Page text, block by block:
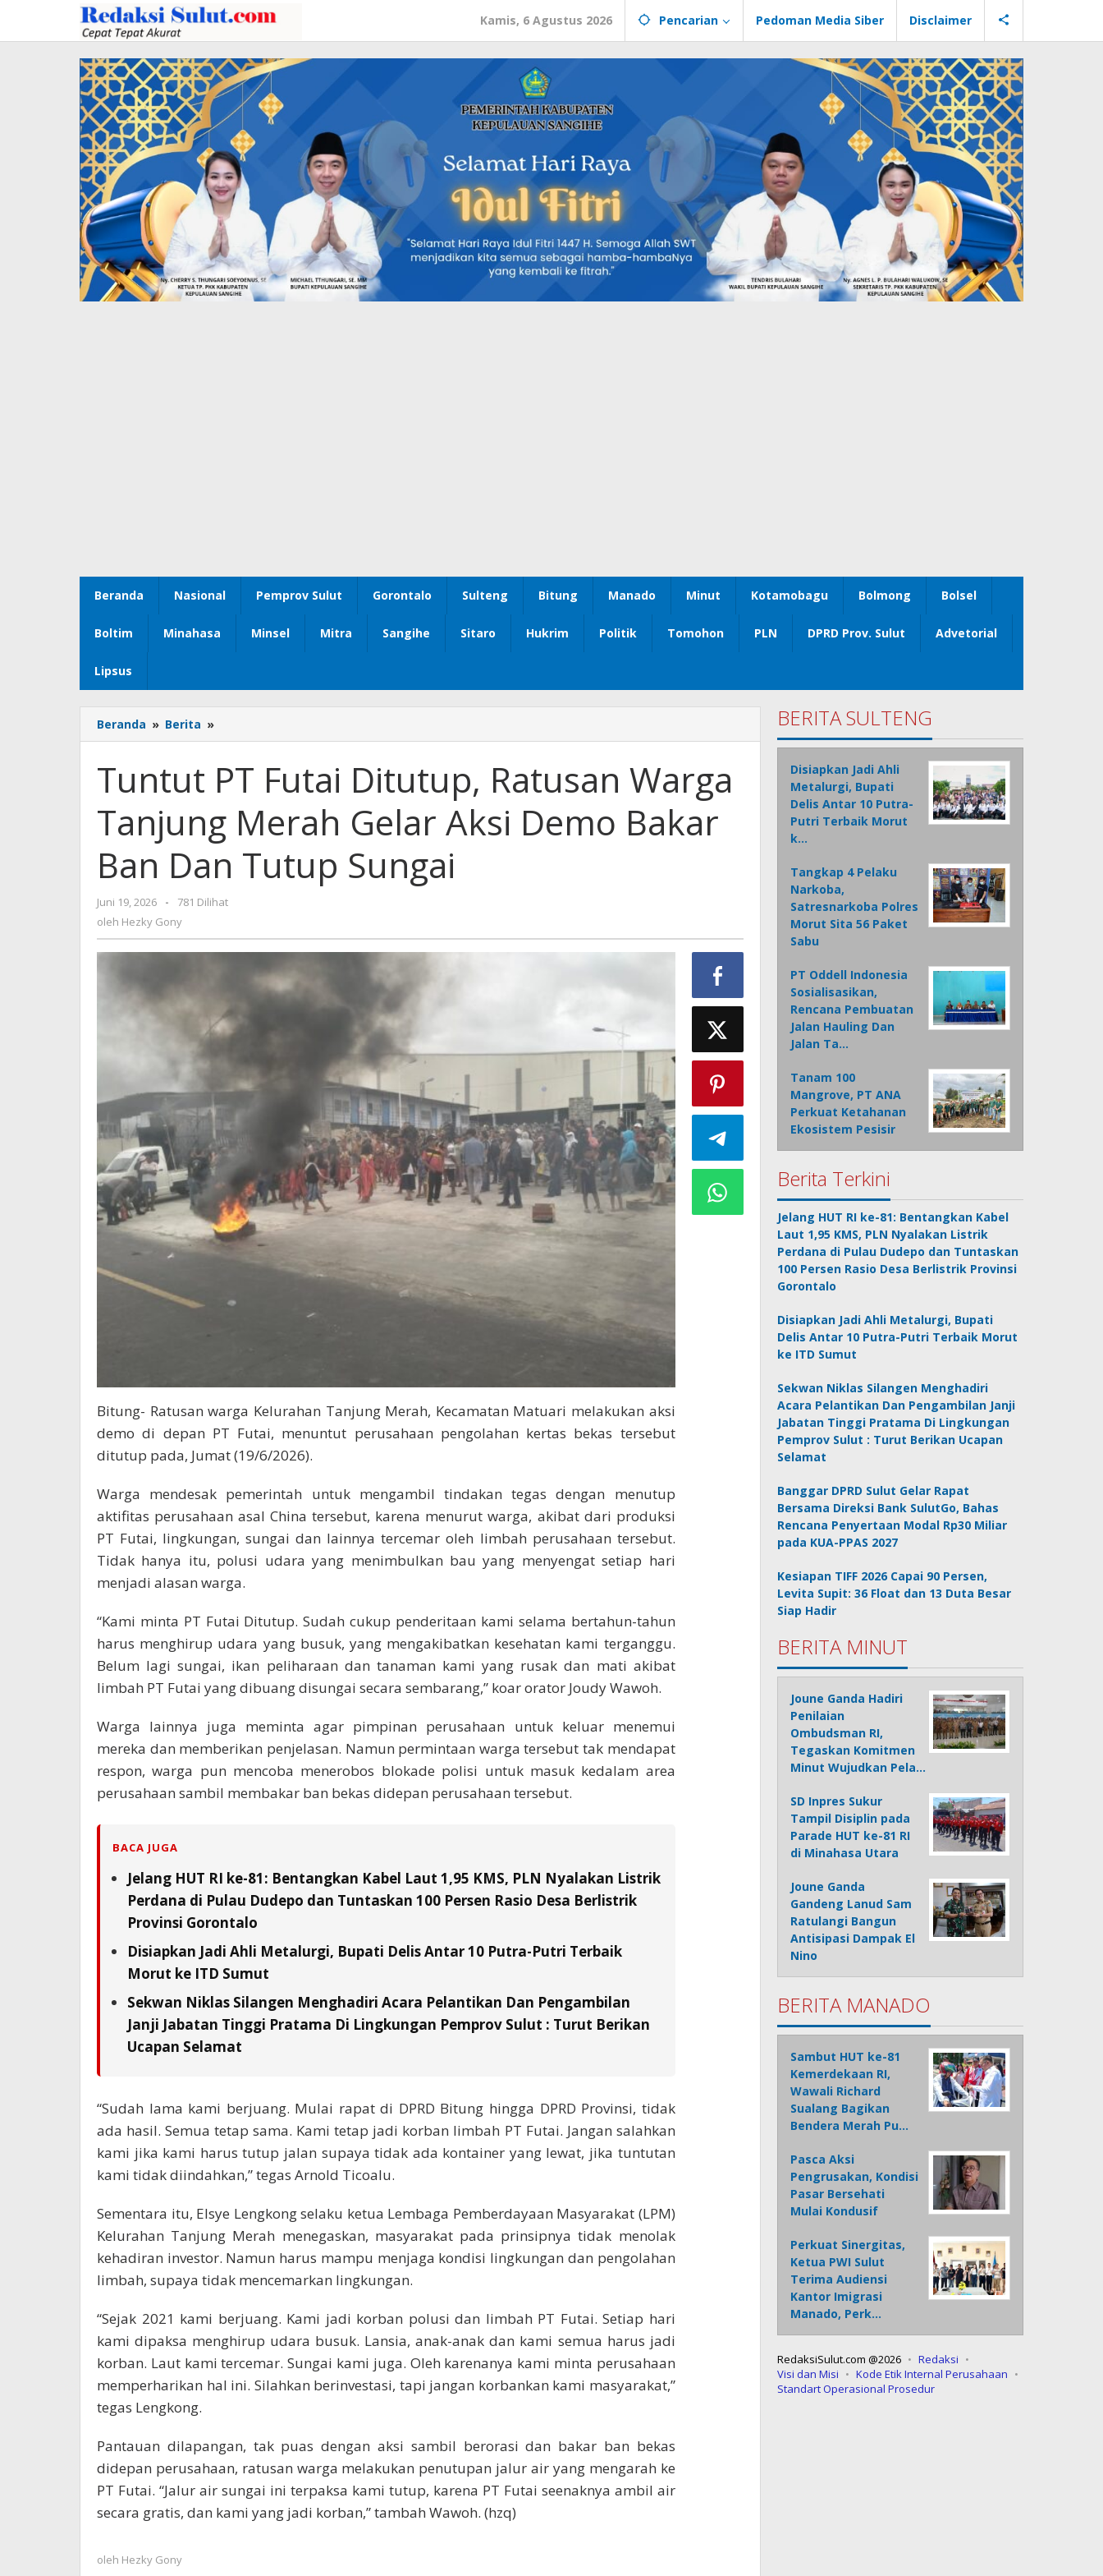
konten
Kamis, 6 Agustus 2026 Pencarian Pedoman Media Siber Disclaimer
Beranda Nasional Pemprov Sulut Gorontalo Sulteng Bitung Manado Minut Kotamobagu Bolmong Bolsel
Boltim Minahasa Minsel Mitra Sangihe Sitaro Hukrim Politik Tomohon PLN DPRD Prov. Sulut Advetorial
Lipsus
Beranda » Berita »
PT
Ditutup,
Ratusan
Warga
Tanjung
Merah
Gelar
Aksi
Demo
Dan
Tuntut PT Futai Ditutup, Ratusan Warga
Tanjung Merah Gelar Aksi Demo Bakar
Ban Dan Tutup Sungai
Juni 19, 2026
oleh
Hezky
Gony
-
781 Dilihat
oleh Hezky Gony
Bitung- Ratusan warga Kelurahan Tanjung Merah, Kecamatan Matuari melakukan aksi
demo di depan PT Futai, menuntut perusahaan pengolahan kertas bekas tersebut
ditutup pada, Jumat (19/6/2026).
Warga mendesak pemerintah untuk mengambil tindakan tegas dengan menutup
aktifitas perusahaan asal China tersebut, karena menurut warga, akibat dari produksi
PT Futai, lingkungan, sungai dan lainnya tercemar oleh limbah perusahaan tersebut.
Tidak hanya itu, polusi udara yang menimbulkan bau yang menyengat setiap hari
menjadi alasan warga.
“Kami minta PT Futai Ditutup. Sudah cukup penderitaan kami selama bertahun-tahun
harus menghirup udara yang busuk, yang mengakibatkan kesehatan kami terganggu.
Belum lagi sungai, ikan peliharaan dan tanaman kami yang rusak dan mati akibat
limbah PT Futai yang dibuang disungai secara sembarang,” koar orator Joudy Wawoh.
Warga lainnya juga meminta agar pimpinan perusahaan untuk keluar menemui
mereka dan memberikan penjelasan. Namun permintaan warga tersebut tak mendapat
respon, warga pun mencoba menerobos blokade polisi untuk masuk kedalam area
perusahaan sambil membakar ban bekas didepan perusahaan tersebut.
BACA JUGA
Jelang HUT RI ke-81: Bentangkan Kabel Laut 1,95 KMS, PLN Nyalakan Listrik
Perdana di Pulau Dudepo dan Tuntaskan 100 Persen Rasio Desa Berlistrik
Provinsi Gorontalo
Disiapkan Jadi Ahli Metalurgi, Bupati Delis Antar 10 Putra-Putri Terbaik
Morut ke ITD Sumut
Sekwan Niklas Silangen Menghadiri Acara Pelantikan Dan Pengambilan
Janji Jabatan Tinggi Pratama Di Lingkungan Pemprov Sulut : Turut Berikan
Ucapan Selamat
“Sudah lama kami berjuang. Mulai rapat di DPRD Bitung hingga DPRD Provinsi, tidak
ada hasil. Semua tetap sama. Kami tetap jadi korban limbah PT Futai. Jangan salahkan
kami jika kami harus tutup jalan supaya tidak ada kontainer yang lewat, jika tuntutan
kami tidak diindahkan,” tegas Arnold Ticoalu.
Sementara itu, Elsye Lengkong selaku ketua Lembaga Pemberdayaan Masyarakat (LPM)
Kelurahan Tanjung Merah menegaskan, masyarakat pada prinsipnya tidak menolak
kehadiran investor. Namun harus mampu menjaga kondisi lingkungan dan pengolahan
limbah, supaya tidak mencemarkan lingkungan.
“Sejak 2021 kami berjuang. Kami jadi korban polusi dan limbah PT Futai. Setiap hari
kami dipaksa menghirup udara busuk. Lansia, anak-anak dan kami semua harus jadi
korban. Laut kami tercemar. Sungai kami juga. Oleh karenanya kami minta perusahaan
memperharikan hal ini. Silahkan berinvestasi, tapi jangan korbankan kami masyarakat,”
tegas Lengkong.
Pantauan dilapangan, tak puas dengan aksi sambil berorasi dan bakar ban bekas
didepan perusahaan, ratusan warga melakukan penutupan jalur air yang mengarah ke
PT Futai. “Jalur air sungai ini terpaksa kami tutup, karena PT Futai seenaknya ambil air
secara gratis, dan kami yang jadi korban,” tambah Wawoh. (hzq)
oleh Hezky Gony
BERITA SULTENG
Disiapkan Jadi Ahli
Metalurgi, Bupati
Delis Antar 10 Putra-
Putri Terbaik Morut
k…
Tangkap 4 Pelaku
Narkoba,
Satresnarkoba Polres
Morut Sita 56 Paket
Sabu
PT Oddell Indonesia
Sosialisasikan,
Rencana Pembuatan
Jalan Hauling Dan
Jalan Ta…
Tanam 100
Mangrove, PT ANA
Perkuat Ketahanan
Ekosistem Pesisir
Berita Terkini
Jelang HUT RI ke-81: Bentangkan Kabel
Laut 1,95 KMS, PLN Nyalakan Listrik
Perdana di Pulau Dudepo dan Tuntaskan
100 Persen Rasio Desa Berlistrik Provinsi
Gorontalo
Disiapkan Jadi Ahli Metalurgi, Bupati
Delis Antar 10 Putra-Putri Terbaik Morut
ke ITD Sumut
Sekwan Niklas Silangen Menghadiri
Acara Pelantikan Dan Pengambilan Janji
Jabatan Tinggi Pratama Di Lingkungan
Pemprov Sulut : Turut Berikan Ucapan
Selamat
Banggar DPRD Sulut Gelar Rapat
Bersama Direksi Bank SulutGo, Bahas
Rencana Penyertaan Modal Rp30 Miliar
pada KUA-PPAS 2027
Kesiapan TIFF 2026 Capai 90 Persen,
Levita Supit: 36 Float dan 13 Duta Besar
Siap Hadir
BERITA MINUT
Joune Ganda Hadiri
Penilaian
Ombudsman RI,
Tegaskan Komitmen
Minut Wujudkan Pela…
SD Inpres Sukur
Tampil Disiplin pada
Parade HUT ke-81 RI
di Minahasa Utara
Joune Ganda
Gandeng Lanud Sam
Ratulangi Bangun
Antisipasi Dampak El
Nino
BERITA MANADO
Sambut HUT ke-81
Kemerdekaan RI,
Wawali Richard
Sualang Bagikan
Bendera Merah Pu…
Pasca Aksi
Pengrusakan, Kondisi
Pasar Bersehati
Mulai Kondusif
Perkuat Sinergitas,
Ketua PWI Sulut
Terima Audiensi
Kantor Imigrasi
Manado, Perk…
RedaksiSulut.com @2026
Redaksi
Visi dan Misi
Kode Etik Internal Perusahaan
Standart Operasional Prosedur